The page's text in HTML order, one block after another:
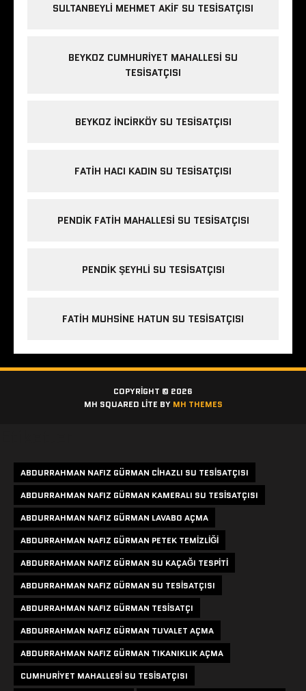
SULTANBEYLI MEHMET AKIF SU TESISATÇISI
BEYKOZ CUMHURIYET MAHALLESI SU
TESISATÇISI
BEYKOZ INCIRKÖY SU TESISATÇISI
FATIH HACI KADIN SU TESISATÇISI
PENDIK FATIH MAHALLESI SU TESISATÇISI
PENDIK ŞEYHLI SU TESISATÇISI
FATIH MUHSINE HATUN SU TESISATÇISI
COPYRIGHT © 2026
MH SQUARED LITE BY MH THEMES
ABDURRAHMAN NAFIZ GÜRMAN CIHAZLI SU TESISATÇISI
ABDURRAHMAN NAFIZ GÜRMAN KAMERALI SU TESISATÇISI
ABDURRAHMAN NAFIZ GÜRMAN LAVABO AÇMA
ABDURRAHMAN NAFIZ GÜRMAN PETEK TEMIZLIĞI
ABDURRAHMAN NAFIZ GÜRMAN SU KAÇAĞI TESPITI
ABDURRAHMAN NAFIZ GÜRMAN SU TESISATÇISI
ABDURRAHMAN NAFIZ GÜRMAN TESISATÇI
ABDURRAHMAN NAFIZ GÜRMAN TUVALET AÇMA
ABDURRAHMAN NAFIZ GÜRMAN TIKANIKLIK AÇMA
CUMHURIYET MAHALLESI SU TESISATÇISI